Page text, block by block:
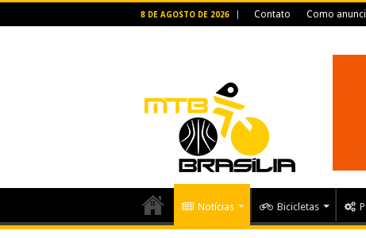
8 DE AGOSTO DE 2026 Contato Como
Notícias Bicicletas